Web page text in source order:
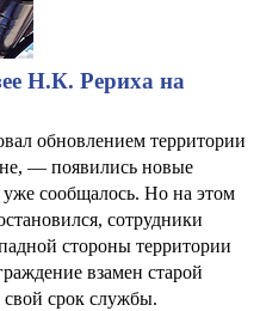
Н.К. Рериха на
обновлением территории
— появились новые
сообщалось. Но на этом
сотрудники
стороны территории
взамен старой
срок службы.